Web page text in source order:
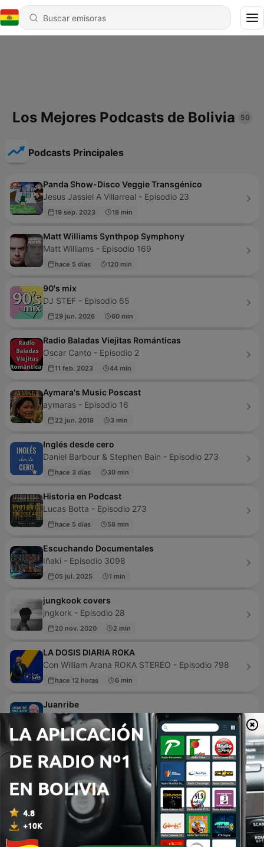
Los Mejores Podcasts de Bolivia 50
Podcasts Principales
Panda Show-Disco Veggie Transgénico
Jesus Jassiel A Villarreal - Episodio 23
19 sep. 2023 18 min
Matt Williams Synthpop Symphony
Matt Williams - Episodio 169
hace 5 días 120 min
90's mix
DJ STEF - Episodio 65
29 jun. 2026 60 min
Radio Baladas Viejitas Románticas
Oscar Canto - Episodio 2
11 feb. 2023 44 min
Aymara's Music Poscast
aymaras - Episodio 16
22 jun. 2018 3 min
Inglés desde cero
Daniel Barbour & Stephen Bain - Episodio 273
hace 3 días 30 min
Historia en Podcast
Lucas Botta - Episodio 273
hace 5 días 58 min
Escuchando Documentales
Iñaki - Episodio 3098
05 jul. 2025 1 min
jungkook covers
jngkork - Episodio 28
20 nov. 2020 2 min
LA DOSIS DIARIA ROKA
Con William Arana ROKA STEREO - Episodio 798
hace 12 horas 6 min
Juanribe
Juanribe Pagliarin - Episodio 1932
hace 5 horas 71 min
Psicologia Al Desnudo | @psi.mammoliti
Psi Mammoliti - Episodio 314
hace 5 horas
Humor Voz Populi BLU
BluRadio - Episodio 10004